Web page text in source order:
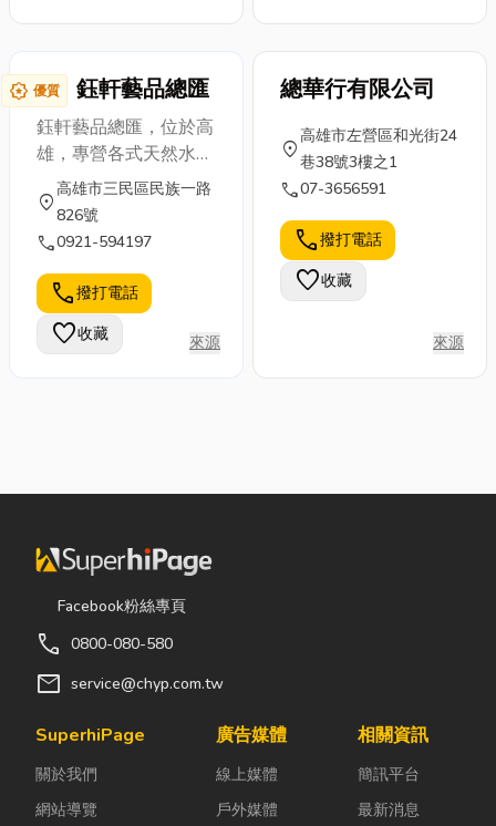
給社會大眾，也同時活
絡整體的台灣當代藝術
市場。 金裘藝廊以推
同藝術風格的愛好者。
期望把「生活與藝術」
完美結合，連結西方名
師才藝教學、畫廊、收
藏家及大眾，進而提升
社會整體的藝術涵養，
並持續提供相關的文化
award_star 優質 鈺軒藝品總匯
鈺軒藝品總匯，位於高
雄，專營各式天然水
晶、翡翠、緬甸玉及風
水擺設。我們提供精美
的水晶洞、手鏈及飾
風水指導與入宅送禮推
薦。無論是居家裝飾、
個人收藏還是節日禮
location_on
高雄市三民區民族一路
826號
call0921-594197
call撥打電話
favorite收藏 來源
總華行有限公司
location_on
高雄市左營區和光街24
巷38號3樓之1
call07-3656591
call撥打電話
favorite收藏
來源
Facebook粉絲專頁
call 0800-080-580
mail service@chyp.com.tw
SuperhiPage
關於我們
網站導覽
廣告媒體
線上媒體
戶外媒體
相關資訊
簡訊平台
最新消息